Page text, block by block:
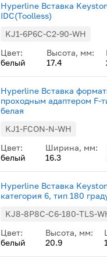
Hyperline Вставка
IDC(Toolless)
KJ1-6P6C-C2-90-WH
Цвет:
белый
Высота, мм:
17.4
Hyperline Вставка
проходным адаптером F-
белая
KJ1-FCON-N-WH
Цвет:
белый
Ширина, мм:
16.3
Hyperline Вставка
категория 6, тип 180
KJ8-8P8C-C6-180-TLS-
Цвет:
белый
Высота, мм:
20.9